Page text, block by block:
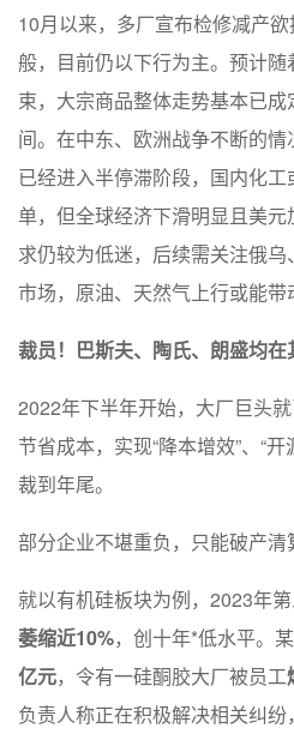
10月以来，多厂宣布检修减产
般，目前仍以下行为主。预计随
束，大宗商品整体走势基本已
间。在中东、欧洲战争不断的
已经进入半停滞阶段，国内化
单，但全球经济下滑明显且美
求仍较为低迷，后续需关注俄
市场，原油、天然气上行或能带
裁员！巴斯夫、陶氏、朗盛均在
2022年下半年开始，大厂巨头
节省成本，实现“降本增效”、“
裁到年尾。
部分企业不堪重负，只能破产清
就以有机硅板块为例，2023年第
萎缩近10%，创十年*低水平。
亿元，令有一硅酮胶大厂被员工
负责人称正在积极解决相关纠